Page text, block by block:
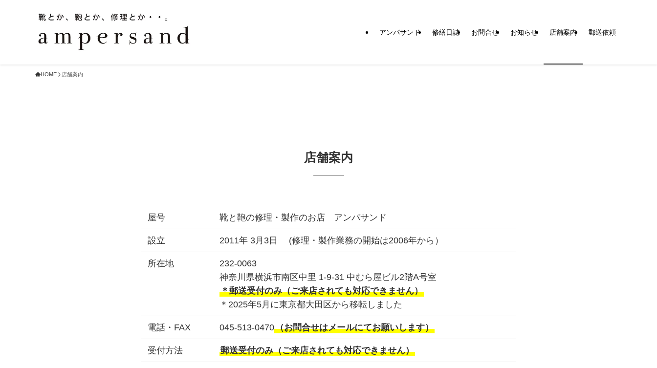
アンパサンド 修繕日誌 お問合せ お知らせ 店舗案内 郵送依頼
HOME 店舗案内
店舗案内
屋号 靴と鞄の修理・製作のお店 アンパサンド
設立 2011年 3月3日 (修理・製作業務の開始は2006年から）
所在地
232-0063
神奈川県横浜市南区中里 1-9-31 中むら屋ビル2階A号室
＊郵送受付のみ（ご来店されても対応できません）
＊2025年5月に東京都大田区から移転しました
電話・FAX 045-513-0470（お問合せはメールにてお願いします）
受付方法 郵送受付のみ（ご来店されても対応できません）